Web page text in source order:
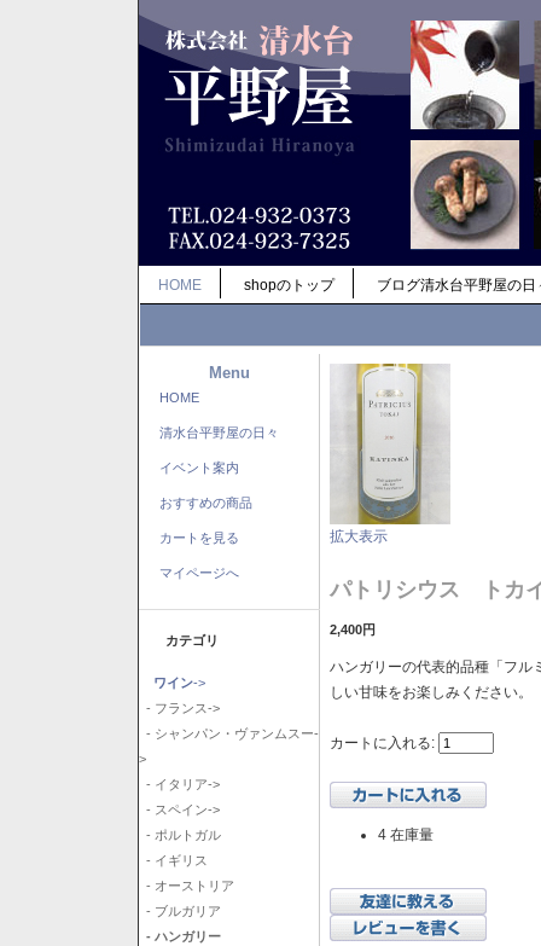
HOME shopのトップ ブログ清水台平野屋の日
Menu
HOME
清水台平野屋の日々
イベント案内
おすすめの商品
カートを見る
マイページへ
カテゴリ
ワイン->
- フランス->
- シャンパン・ヴァンムスー-
>
- イタリア->
- スペイン->
- ポルトガル
- イギリス
- オーストリア
- ブルガリア
- ハンガリー
拡大表示
パトリシウス トカ
2,400円
ハンガリーの代表的品種「フル
しい甘味をお楽しみください。
カートに入れる:
4 在庫量